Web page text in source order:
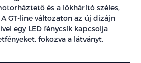
és a lökhárító széles,
GT-line változaton az új dizájn
egy LED fénycsík kapcsolja
fokozva a látványt.